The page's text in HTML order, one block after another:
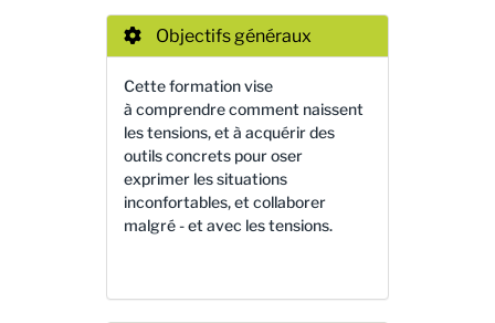
Objectifs généraux
Cette formation vise
à comprendre comment naissent
les tensions, et à acquérir des
outils concrets pour oser
exprimer les situations
inconfortables, et collaborer
malgré - et avec les tensions.